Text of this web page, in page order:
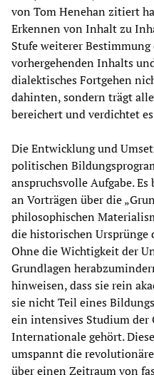
von Tom Henehan zitiert
Erkennen von Inhalt zu
Stufe weiterer Bestimmung
vorhergehenden Inhalts
dialektisches Fortgehen
dahinten, sondern trägt
bereichert und verdichtet
Die Entwicklung und
politischen
anspruchsvolle Aufgabe.
an Vorträgen über die
philosophischen
die historischen Ursprünge
Ohne die Wichtigkeit der
Grundlagen
hinweisen, dass sie rein
sie nicht Teil eines
ein intensives Studium der
Internationale gehört.
umspannt die
über einen Zeitraum von